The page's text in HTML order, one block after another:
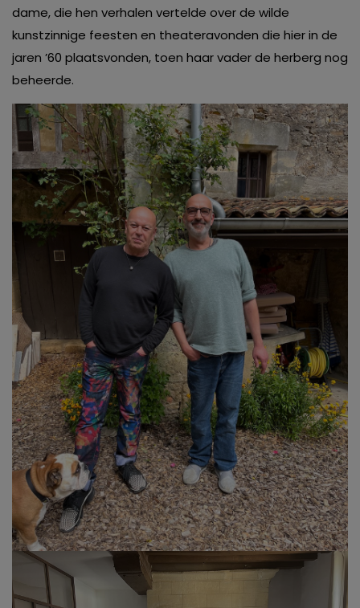
dame, die hen verhalen vertelde over de wilde
kunstzinnige feesten en theateravonden die hier in de
jaren ’60 plaatsvonden, toen haar vader de herberg nog
beheerde.